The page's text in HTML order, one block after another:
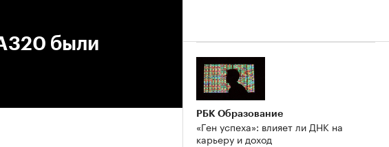
были
РБК Образование
«Ген успеха»: влияет ли ДНК на
карьеру и доход